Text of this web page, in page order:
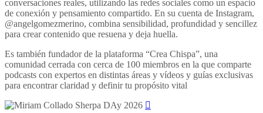
conversaciones reales, utilizando las redes sociales como un espacio
de conexión y pensamiento compartido. En su cuenta de Instagram,
@angelgomezmerino, combina sensibilidad, profundidad y sencillez
para crear contenido que resuena y deja huella.
Es también fundador de la plataforma “Crea Chispa”, una
comunidad cerrada con cerca de 100 miembros en la que comparte
podcasts con expertos en distintas áreas y vídeos y guías exclusivas
para encontrar claridad y definir tu propósito vital